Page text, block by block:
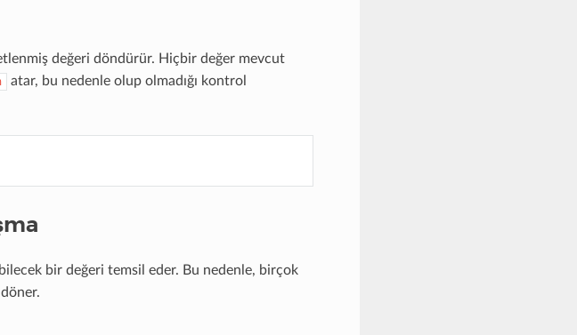
değeri döndürür. Hiçbir değer mevcut
atar, bu nedenle olup olmadığı kontrol
bir değeri temsil eder. Bu nedenle, birçok